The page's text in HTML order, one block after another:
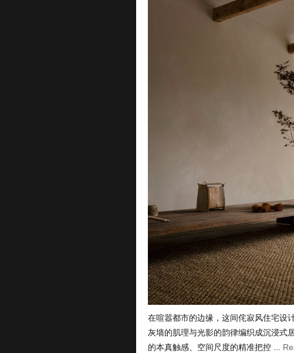
在喧嚣都市的边缘，这间侘寂风住宅设
灰墙的肌理与光影的韵律编织成沉浸式
的本真触感、空间尺度的精准把控 ...